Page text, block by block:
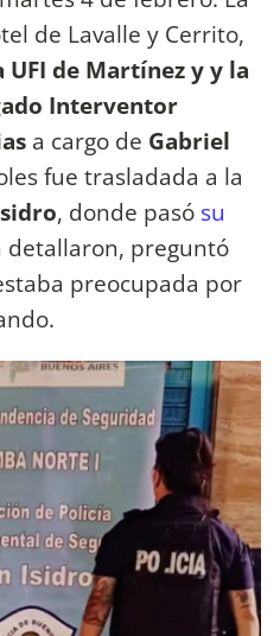
de Lavalle y Cerrito,
de Martínez y y la
Interventor
a cargo de Gabriel
fue trasladada a la
, donde pasó su
detallaron, preguntó
preocupada por